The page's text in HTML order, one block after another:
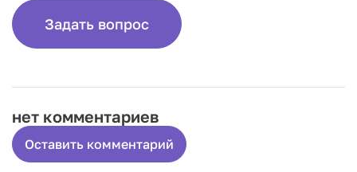
Задать вопрос
нет комментариев
Оставить комментарий